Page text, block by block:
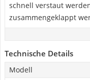
schnell verstaut
zusammengeklappt
Technische Details
Modell